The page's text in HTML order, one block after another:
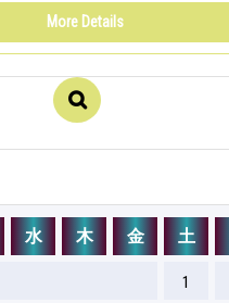
More Details
水 木 金 土
1